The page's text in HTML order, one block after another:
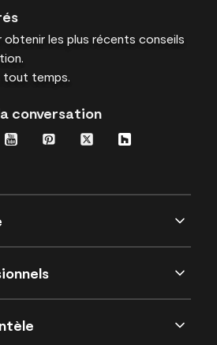
obtenir les plus récents conseils
tout temps.
conversation